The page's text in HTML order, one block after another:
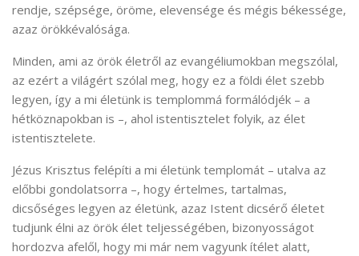
rendje, szépsége, öröme, elevensége és mégis békessége,
azaz örökkévalósága.
Minden, ami az örök életről az evangéliumokban megszólal,
az ezért a világért szólal meg, hogy ez a földi élet szebb
legyen, így a mi életünk is templommá formálódjék – a
hétköznapokban is –, ahol istentisztelet folyik, az élet
istentisztelete.
Jézus Krisztus felépíti a mi életünk templomát – utalva az
előbbi gondolatsorra –, hogy értelmes, tartalmas,
dicsőséges legyen az életünk, azaz Istent dicsérő életet
tudjunk élni az örök élet teljességében, bizonyosságot
hordozva afelől, hogy mi már nem vagyunk ítélet alatt,